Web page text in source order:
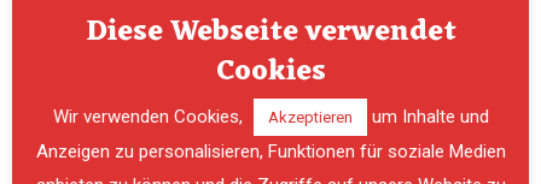
Diese Webseite verwendet
Cookies
Wir verwenden Cookies, Akzeptieren
um Inhalte und
Anzeigen zu personalisieren, Funktionen für soziale Medien